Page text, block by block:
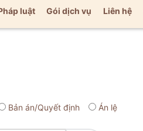
luật Gói dịch vụ Liên hệ
Bản án/Quyết định Án lệ